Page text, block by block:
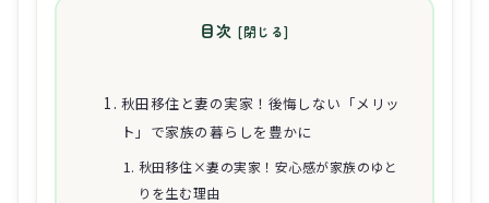
目次
秋田移住と妻の実家！後悔しない「メリッ
ト」で家族の暮らしを豊かに
秋田移住×妻の実家！安心感が家族のゆと
りを生む理由